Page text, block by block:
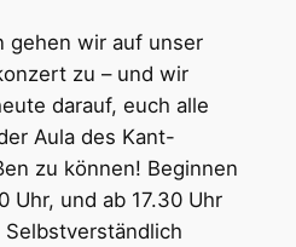
gehen wir auf unser
zu – und wir
darauf, euch alle
Aula des Kant-
zu können! Beginnen
Uhr, und ab 17.30 Uhr